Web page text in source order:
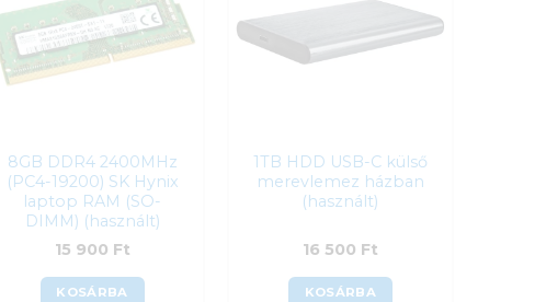
8GB DDR4 2400MHz
(PC4-19200) SK Hynix
laptop RAM (SO-
DIMM) (használt)
15 900 Ft
KOSÁRBA
1TB HDD USB-C külső
merevlemez házban
(használt)
16 500 Ft
KOSÁRBA